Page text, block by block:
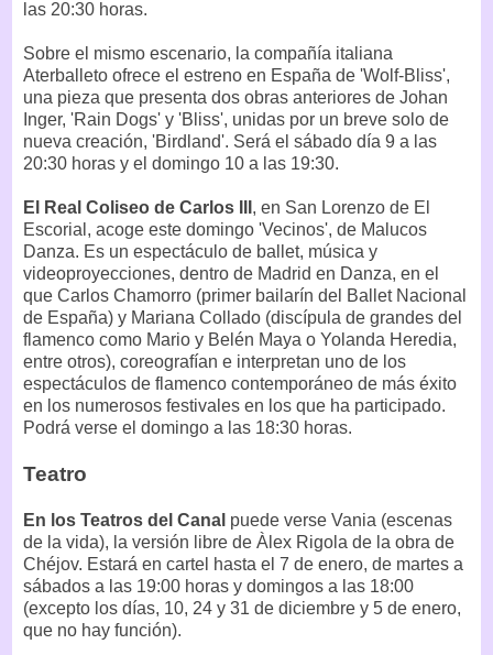
las 20:30 horas.
Sobre el mismo escenario, la compañía italiana
Aterballeto ofrece el estreno en España de 'Wolf-Bliss',
una pieza que presenta dos obras anteriores de Johan
Inger, 'Rain Dogs' y 'Bliss', unidas por un breve solo de
nueva creación, 'Birdland'. Será el sábado día 9 a las
20:30 horas y el domingo 10 a las 19:30.
El Real Coliseo de Carlos III , en San Lorenzo de El
Escorial, acoge este domingo 'Vecinos', de Malucos
Danza. Es un espectáculo de ballet, música y
videoproyecciones, dentro de Madrid en Danza, en el
que Carlos Chamorro (primer bailarín del Ballet Nacional
de España) y Mariana Collado (discípula de grandes del
flamenco como Mario y Belén Maya o Yolanda Heredia,
entre otros), coreografían e interpretan uno de los
espectáculos de flamenco contemporáneo de más éxito
en los numerosos festivales en los que ha participado.
Podrá verse el domingo a las 18:30 horas.
Teatro
En los Teatros del Canal puede verse Vania (escenas
de la vida), la versión libre de Àlex Rigola de la obra de
Chéjov. Estará en cartel hasta el 7 de enero, de martes a
sábados a las 19:00 horas y domingos a las 18:00
(excepto los días, 10, 24 y 31 de diciembre y 5 de enero,
que no hay función).